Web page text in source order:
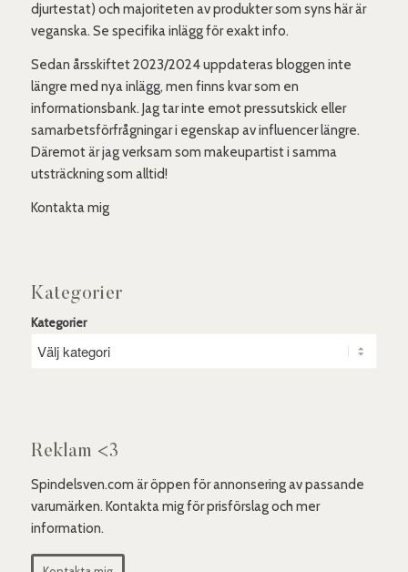
djurtestat) och majoriteten av produkter som syns här är
veganska. Se specifika inlägg för exakt info.
Sedan årsskiftet 2023/2024 uppdateras bloggen inte
längre med nya inlägg, men finns kvar som en
informationsbank. Jag tar inte emot pressutskick eller
samarbetsförfrågningar i egenskap av influencer längre.
Däremot är jag verksam som makeupartist i samma
utsträckning som alltid!
Kontakta mig
Kategorier
Kategorier
Reklam <3
Spindelsven.com är öppen för annonsering av passande
varumärken. Kontakta mig för prisförslag och mer
information.